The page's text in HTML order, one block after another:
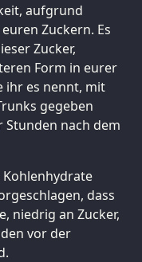
aufgrund
Zuckern. Es
Zucker,
Form in eurer
ihr es nennt, mit
gegeben
nach dem
dass
niedrig an Zucker,
vor der